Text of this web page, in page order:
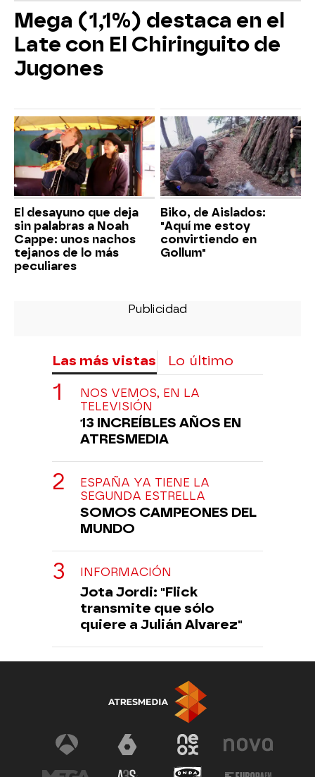
Mega (1,1%) destaca en el
Late con El Chiringuito de
Jugones
El desayuno que deja
sin palabras a Noah
Cappe: unos nachos
tejanos de lo más
peculiares
Biko, de Aislados:
"Aquí me estoy
convirtiendo en
Gollum"
Las más vistas Lo último
NOS VEMOS, EN LA
TELEVISIÓN
13 INCREÍBLES AÑOS EN
ATRESMEDIA
ESPAÑA YA TIENE LA
SEGUNDA ESTRELLA
SOMOS CAMPEONES DEL
MUNDO
INFORMACIÓN
Jota Jordi: "Flick
transmite que sólo
quiere a Julián Alvarez"